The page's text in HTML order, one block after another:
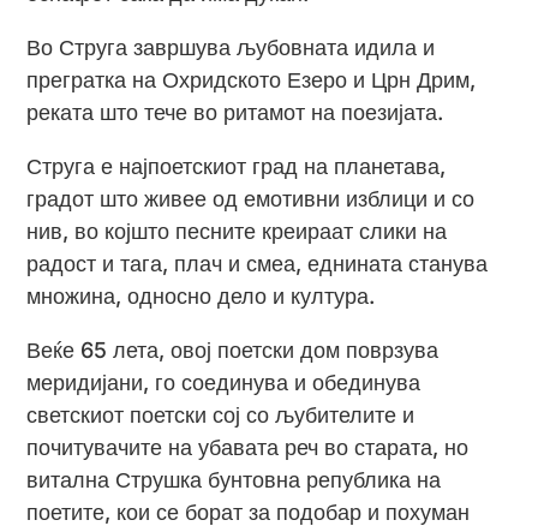
Во Струга завршува љубовната идила и
прегратка на Охридското Езеро и Црн Дрим,
реката што тече во ритамот на поезијата.
Струга е најпоетскиот град на планетава,
градот што живее од емотивни изблици и со
нив, во којшто песните креираат слики на
радост и тага, плач и смеа, еднината станува
множина, односно дело и култура.
Веќе 65 лета, овој поетски дом поврзува
меридијани, го соединува и обединува
светскиот поетски сој со љубителите и
почитувачите на убавата реч во старата, но
витална Струшка бунтовна република на
поетите, кои се борат за подобар и похуман